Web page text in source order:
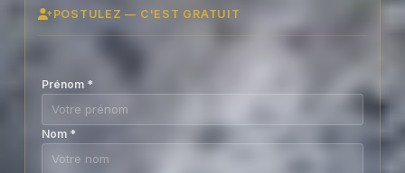
POSTULEZ — C'EST GRATUIT
Prénom *
Nom *